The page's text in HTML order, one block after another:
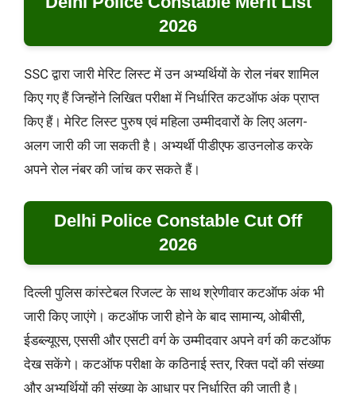
2026
SSC द्वारा जारी मेरिट लिस्ट में उन अभ्यर्थियों के रोल नंबर शामिल
किए गए हैं जिन्होंने लिखित परीक्षा में निर्धारित कटऑफ अंक प्राप्त
किए हैं। मेरिट लिस्ट पुरुष एवं महिला उम्मीदवारों के लिए अलग-
अलग जारी की जा सकती है। अभ्यर्थी पीडीएफ डाउनलोड करके
अपने रोल नंबर की जांच कर सकते हैं।
Delhi Police Constable Cut Off
2026
दिल्ली पुलिस कांस्टेबल रिजल्ट के साथ श्रेणीवार कटऑफ अंक भी
जारी किए जाएंगे। कटऑफ जारी होने के बाद सामान्य, ओबीसी,
ईडब्ल्यूएस, एससी और एसटी वर्ग के उम्मीदवार अपने वर्ग की कटऑफ
देख सकेंगे। कटऑफ परीक्षा के कठिनाई स्तर, रिक्त पदों की संख्या
और अभ्यर्थियों की संख्या के आधार पर निर्धारित की जाती है।